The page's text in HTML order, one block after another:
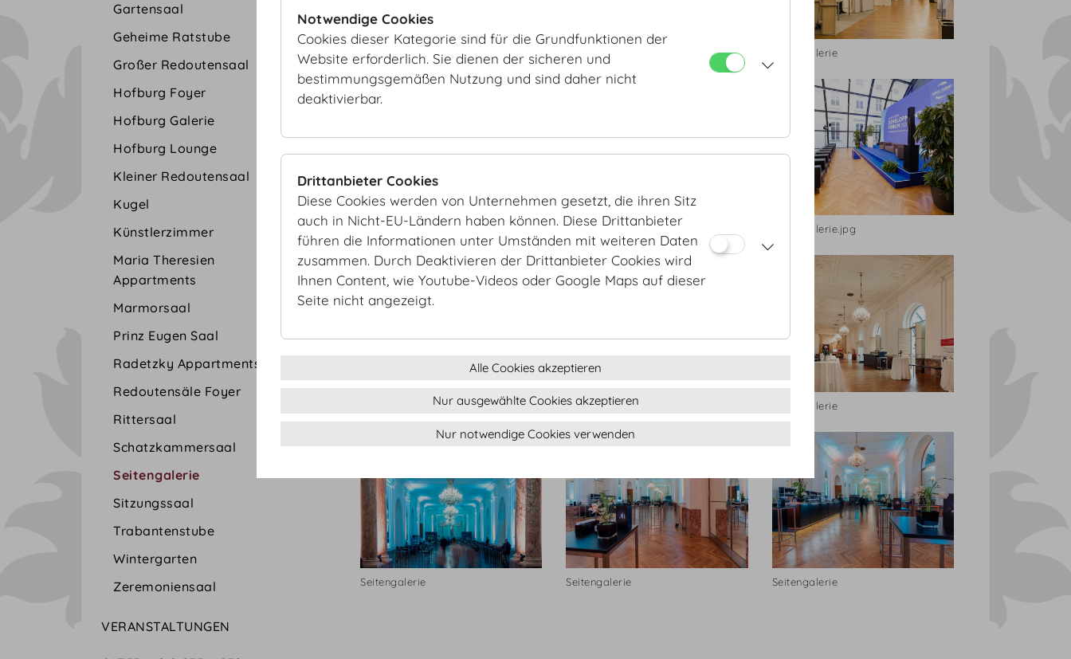
Gartensaal
Geheime Ratstube
Großer Redoutensaal
Hofburg Foyer
Hofburg Galerie
Hofburg Lounge
Kleiner Redoutensaal
Kugel
Künstlerzimmer
Maria Theresien
Appartments
Marmorsaal
Prinz Eugen Saal
Radetzky Appartments
Redoutensäle Foyer
Rittersaal
Schatzkammersaal
Seitengalerie
Sitzungssaal
Trabantenstube
Wintergarten
Zeremoniensaal
VERANSTALTUNGEN
Seitengalerie Seitengalerie Seitengalerie
Seitengalerie Seitengalerie Seitengalerie.jpg
Seitengalerie2.jpg Seitengalerie Seitengalerie
Seitengalerie Seitengalerie Seitengalerie
Notwendige Cookies
Cookies dieser Kategorie sind für die Grundfunktionen der
Website erforderlich. Sie dienen der sicheren und
bestimmungsgemäßen Nutzung und sind daher nicht
deaktivierbar.
Drittanbieter Cookies
Diese Cookies werden von Unternehmen gesetzt, die ihren Sitz
auch in Nicht-EU-Ländern haben können. Diese Drittanbieter
führen die Informationen unter Umständen mit weiteren Daten
zusammen. Durch Deaktivieren der Drittanbieter Cookies wird
Ihnen Content, wie Youtube-Videos oder Google Maps auf dieser
Seite nicht angezeigt.
Alle Cookies akzeptieren
Nur ausgewählte Cookies akzeptieren
Nur notwendige Cookies verwenden